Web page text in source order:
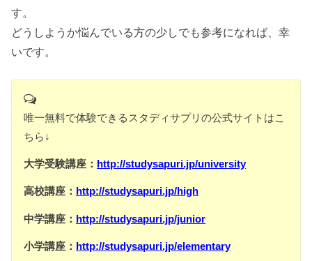
す。
どうしようか悩んでいる方の少しでも参考になれば、幸
いです。
唯一無料で体験できるスタディサプリの公式サイトはこ
ちら↓
大学受験講座： http://studysapuri.jp/university
高校講座： http://studysapuri.jp/high
中学講座： http://studysapuri.jp/junior
小学講座： http://studysapuri.jp/elementary